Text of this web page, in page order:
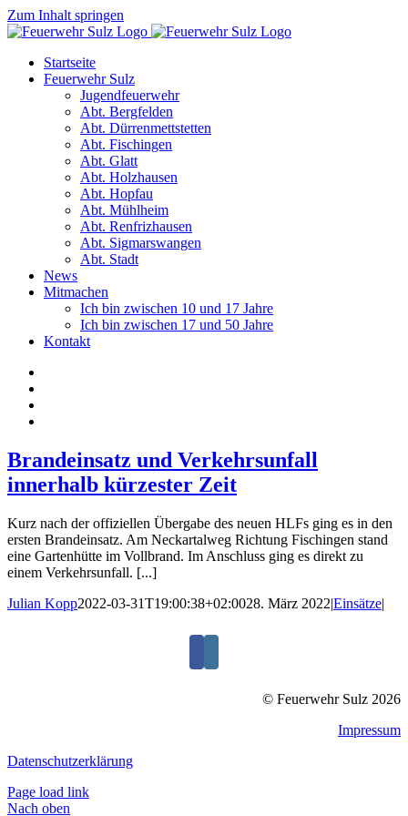
Zum Inhalt springen
Startseite
Feuerwehr Sulz
Jugendfeuerwehr
Abt. Bergfelden
Abt. Dürrenmettstetten
Abt. Fischingen
Abt. Glatt
Abt. Holzhausen
Abt. Hopfau
Abt. Mühlheim
Abt. Renfrizhausen
Abt. Sigmarswangen
Abt. Stadt
News
Mitmachen
Ich bin zwischen 10 und 17 Jahre
Ich bin zwischen 17 und 50 Jahre
Kontakt
Brandeinsatz und Verkehrsunfall
innerhalb kürzester Zeit
Kurz nach der offiziellen Übergabe des neuen HLFs ging es in den
ersten Brandeinsatz. Am Neckartalweg Richtung Fischingen stand
eine Gartenhütte im Vollbrand. Im Anschluss ging es direkt zu
einem Verkehrsunfall. [...]
Julian Kopp2022-03-31T19:00:38+02:0028. März 2022|Einsätze|
© Feuerwehr Sulz 2026
Impressum
Datenschutzerklärung
Page load link
Nach oben